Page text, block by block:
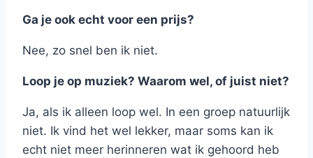
Ga je ook echt voor een prijs?
Nee, zo snel ben ik niet.
Loop je op muziek? Waarom wel, of juist niet?
Ja, als ik alleen loop wel. In een groep natuurlijk
niet. Ik vind het wel lekker, maar soms kan ik
echt niet meer herinneren wat ik gehoord heb